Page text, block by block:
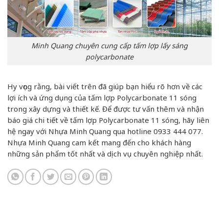
Minh Quang chuyên cung cấp tấm lợp lấy sáng
polycarbonate
Hy vọng rằng, bài viết trên đã giúp bạn hiểu rõ hơn về các
lợi ích và ứng dụng của tấm lợp Polycarbonate 11 sóng
trong xây dựng và thiết kế. Để được tư vấn thêm và nhận
báo giá chi tiết về tấm lợp Polycarbonate 11 sóng, hãy liên
hệ ngay với Nhựa Minh Quang qua hotline 0933 444 077.
Nhựa Minh Quang cam kết mang đến cho khách hàng
những sản phẩm tốt nhất và dịch vụ chuyên nghiệp nhất.